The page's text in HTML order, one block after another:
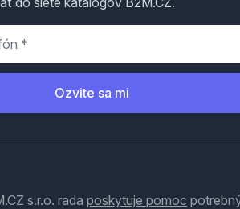
Ozvite sa mi
s.r.o. rada poskytuje pomoc